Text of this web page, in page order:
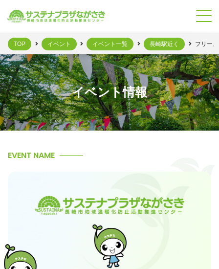
イベント情報
TOP イベント イベント一覧 長崎駅近く フリー
EVENT NAME